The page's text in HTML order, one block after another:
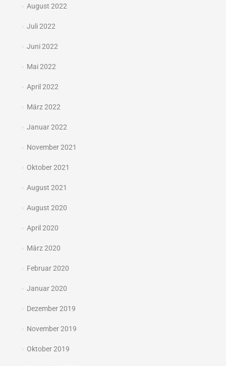
August 2022
Juli 2022
Juni 2022
Mai 2022
April 2022
März 2022
Januar 2022
November 2021
Oktober 2021
August 2021
August 2020
April 2020
März 2020
Februar 2020
Januar 2020
Dezember 2019
November 2019
Oktober 2019